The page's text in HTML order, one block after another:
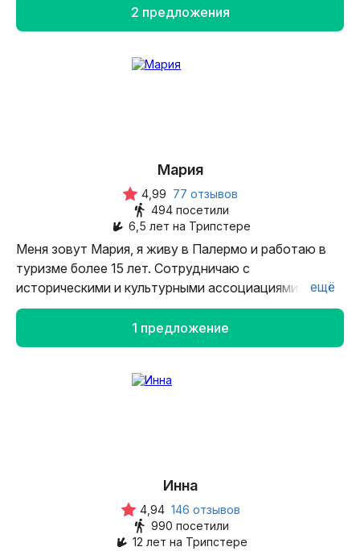
о невероятной истории Сицилии, о местной кухне
и о том, где ее лучше попробовать. О красивых
жителях острова — загадочных финикийцах,
2 предложения
Мария
4,99 77 отзывов
494 посетили
6,5 лет на Трипстере
Меня зовут Мария, я живу в Палермо и работаю в
туризме более 15 лет. Сотрудничаю с
историческими и культурными ассоциациями, пишу
статьи про город и остров и знакомлю с Сицилией
путешественников как гид-переводчик. Мне
нравится показывать не только знаковые, но и
классические экскурсии и о которых даже сами
возвращается с желанием узнать о нем больше!
ещё
1 предложение
Инна
4,94 146 отзывов
990 посетили
12 лет на Трипстере